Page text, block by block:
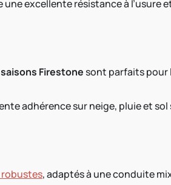
excellente résistance à l’usure
Firestonesont parfaits pour
adhérence sur neige, pluie et
, adaptés à une conduite